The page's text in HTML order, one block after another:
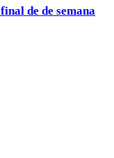
de de semana